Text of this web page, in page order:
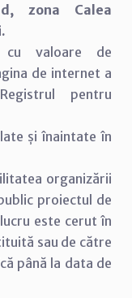
zona Calea
cu valoare de
de internet a
pentru
și înaintate în
organizării
proiectul de
este cerut în
sau de către
până la data de